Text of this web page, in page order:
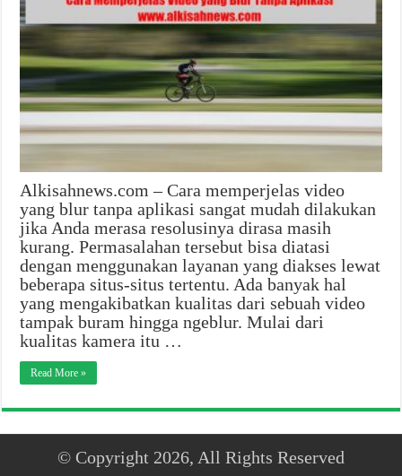
Alkisahnews.com – Cara memperjelas video
yang blur tanpa aplikasi sangat mudah dilakukan
jika Anda merasa resolusinya dirasa masih
kurang. Permasalahan tersebut bisa diatasi
dengan menggunakan layanan yang diakses lewat
beberapa situs-situs tertentu. Ada banyak hal
yang mengakibatkan kualitas dari sebuah video
tampak buram hingga ngeblur. Mulai dari
kualitas kamera itu …
Read More »
© Copyright 2026, All Rights Reserved